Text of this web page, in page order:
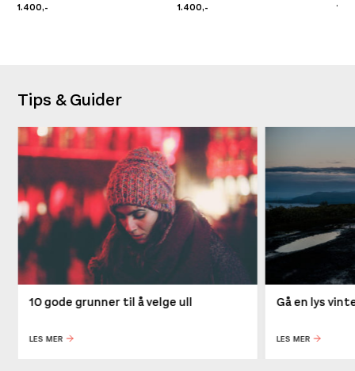
1.400,- 1.400,-
Tips & Guider
10 gode grunner til å velge ull
LES MER
Gå en lys
LES MER